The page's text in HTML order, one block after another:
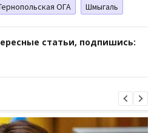
ОГА Шмыгаль
статьи, подпишись: